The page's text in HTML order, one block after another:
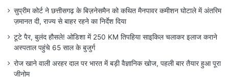
सुप्रीम कोर्ट ने छत्तीसगढ़ के बिज़नेसमैन को कथित मैनपावर कमीशन घोटाले में अंतरिम
ज़मानत दी, राज्य से बाहर रहने का निर्देश दिया
टूटे पैर, बुलंद हौसले! ओडिशा में 250 KM तिपहिया साइकिल चलाकर इलाज कराने
अस्पताल पहुंचे 65 साल के बुजुर्ग
रोज खाने वाली अरहर दाल पर भारत में बड़ी वैज्ञानिक खोज, पहली बार तैयार हुआ पूरा
जीनोम